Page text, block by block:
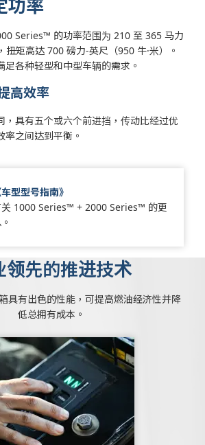
功率
Series™ 的功率范围为 210 至 365 马力
扭矩高达 700 磅力-英尺（950 牛·米）。
足各种轻型和中型车辆的需求。
高效率
，具有五个或六个前进挡，传动比经过优
之间达到平衡。
Model Guide Digital
型型号指南》
关 1000 Series™ + 2000 Series™ 的更
领先的推进技术
具有出色的性能，可提高燃油经济性并降
低总拥有成本。